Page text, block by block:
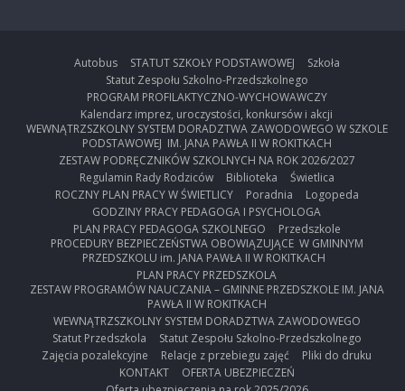
Autobus STATUT SZKOŁY PODSTAWOWEJ
Szkoła
Statut Zespołu Szkolno-Przedszkolnego
PROGRAM PROFILAKTYCZNO-WYCHOWAWCZY
Kalendarz imprez, uroczystości, konkursów i akcji
WEWNĄTRZSZKOLNY SYSTEM DORADZTWA ZAWODOWEGO W SZKOLE
PODSTAWOWEJ IM. JANA PAWŁA II W ROKITKACH
ZESTAW PODRĘCZNIKÓW SZKOLNYCH NA ROK 2026/2027
Regulamin Rady Rodziców
Biblioteka
Świetlica
ROCZNY PLAN PRACY W ŚWIETLICY
Poradnia
Logopeda
GODZINY PRACY PEDAGOGA I PSYCHOLOGA
PLAN PRACY PEDAGOGA SZKOLNEGO
Przedszkole
PROCEDURY BEZPIECZEŃSTWA OBOWIĄZUJĄCE W GMINNYM
PRZEDSZKOLU im. JANA PAWŁA II W ROKITKACH
PLAN PRACY PRZEDSZKOLA
ZESTAW PROGRAMÓW NAUCZANIA – GMINNE PRZEDSZKOLE IM. JANA
PAWŁA II W ROKITKACH
WEWNĄTRZSZKOLNY SYSTEM DORADZTWA ZAWODOWEGO
Statut Przedszkola
Statut Zespołu Szkolno-Przedszkolnego
Zajęcia pozalekcyjne
Relacje z przebiegu zajęć
Pliki do druku
KONTAKT
OFERTA UBEZPIECZEŃ